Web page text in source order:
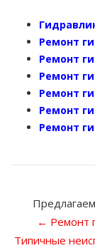
Ремонт
Ремонт
Ремонт
Ремонт
Ремонт
Ремонт
← Ремонт
Типичные